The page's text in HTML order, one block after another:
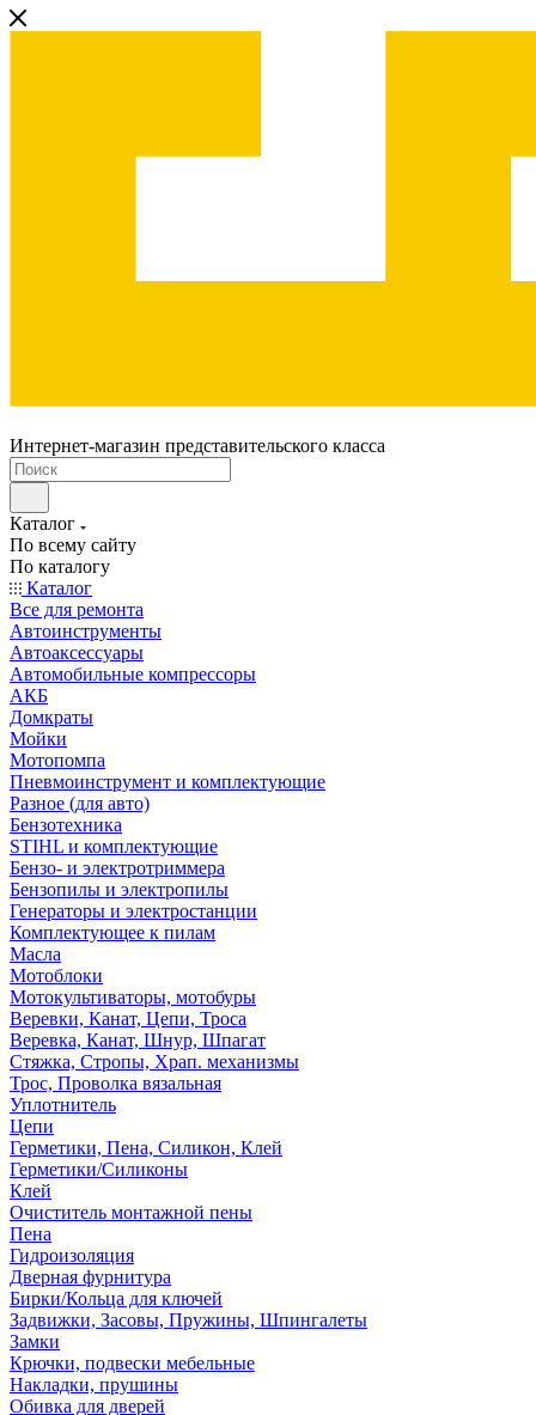
Интернет-магазин представительского класса
Каталог
По всему сайту
По каталогу
Каталог
Все для ремонта
Автоинструменты
Автоаксессуары
Автомобильные компрессоры
АКБ
Домкраты
Мойки
Мотопомпа
Пневмоинструмент и комплектующие
Разное (для авто)
Бензотехника
STIHL и комплектующие
Бензо- и электротриммера
Бензопилы и электропилы
Генераторы и электростанции
Комплектующее к пилам
Масла
Мотоблоки
Мотокультиваторы, мотобуры
Веревки, Канат, Цепи, Троса
Веревка, Канат, Шнур, Шпагат
Стяжка, Стропы, Храп. механизмы
Трос, Проволка вязальная
Уплотнитель
Цепи
Герметики, Пена, Силикон, Клей
Герметики/Силиконы
Клей
Очиститель монтажной пены
Пена
Гидроизоляция
Дверная фурнитура
Бирки/Кольца для ключей
Задвижки, Засовы, Пружины, Шпингалеты
Замки
Крючки, подвески мебельные
Накладки, прушины
Обивка для дверей